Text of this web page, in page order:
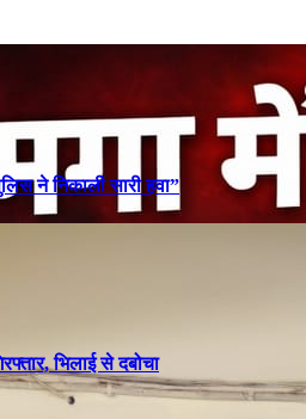
ने निकाली सारी हवा”
भिलाई से दबोचा